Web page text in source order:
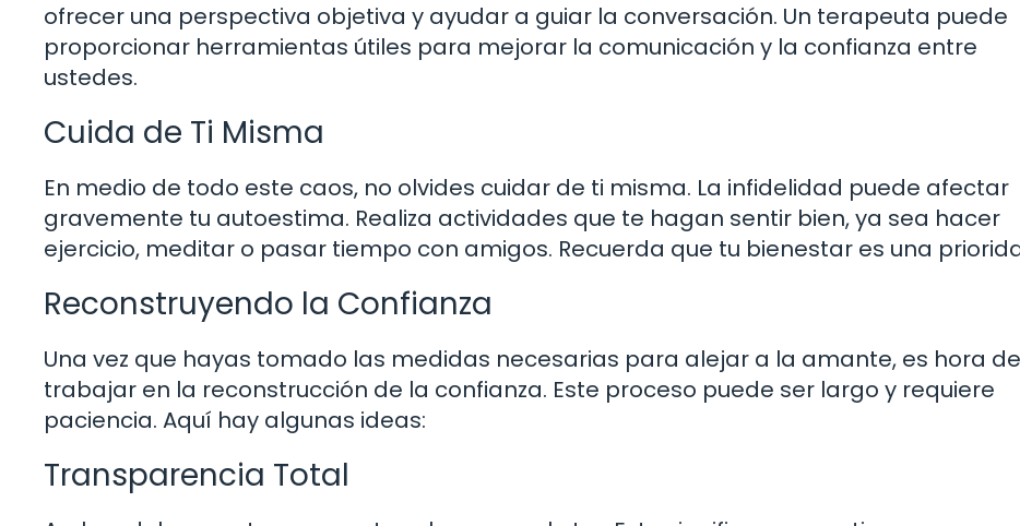
ofrecer una perspectiva objetiva y ayudar a guiar la conversación. Un terapeuta puede
proporcionar herramientas útiles para mejorar la comunicación y la confianza entre
ustedes.
Cuida de Ti Misma
En medio de todo este caos, no olvides cuidar de ti misma. La infidelidad puede afectar
gravemente tu autoestima. Realiza actividades que te hagan sentir bien, ya sea hacer
ejercicio, meditar o pasar tiempo con amigos. Recuerda que tu bienestar es una
Reconstruyendo la Confianza
Una vez que hayas tomado las medidas necesarias para alejar a la amante, es hora de
trabajar en la reconstrucción de la confianza. Este proceso puede ser largo y requiere
paciencia. Aquí hay algunas ideas:
Transparencia Total